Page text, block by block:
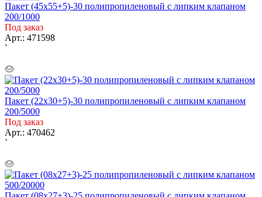
Пакет (45х55+5)-30 полипропиленовый с липким клапаном
200/1000
Под заказ
Арт.: 471598
`
Пакет (22х30+5)-30 полипропиленовый с липким клапаном
200/5000
Под заказ
Арт.: 470462
`